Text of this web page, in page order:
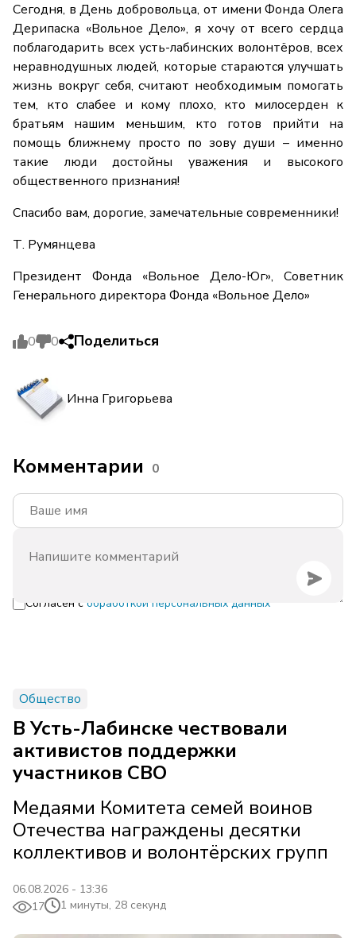
Сегодня, в День добровольца, от имени Фонда Олега
Дерипаска «Вольное Дело», я хочу от всего сердца
поблагодарить всех усть-лабинских волонтёров, всех
неравнодушных людей, которые стараются улучшать
жизнь вокруг себя, считают необходимым помогать
тем, кто слабее и кому плохо, кто милосерден к
братьям нашим меньшим, кто готов прийти на
помощь ближнему просто по зову души – именно
такие люди достойны уважения и высокого
общественного признания!
Спасибо вам, дорогие, замечательные современники!
Т. Румянцева
Президент Фонда «Вольное Дело-Юг», Советник
Генерального директора Фонда «Вольное Дело»
0 0 Поделиться
Инна Григорьева
Комментарии 0
Согласен с обработкой персональных данных
Общество
В Усть-Лабинске чествовали
активистов поддержки
участников СВО
Медаями Комитета семей воинов
Отечества награждены десятки
коллективов и волонтёрских групп
06.08.2026 - 13:36
17
1 минуты, 28 секунд